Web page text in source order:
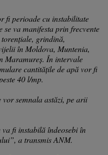
fi perioade cu instabilitate
se va manifesta prin frecvente
grindină,
în Moldova, Muntenia,
Maramureș. În intervale
cantitățile de apă vor fi
40 l/mp.
vor semnala astăzi, pe arii
fi instabilă îndeosebi în
a transmis ANM.